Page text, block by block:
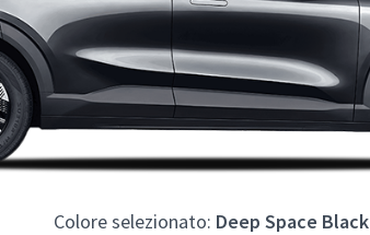
Colore selezionato: Deep Space Black